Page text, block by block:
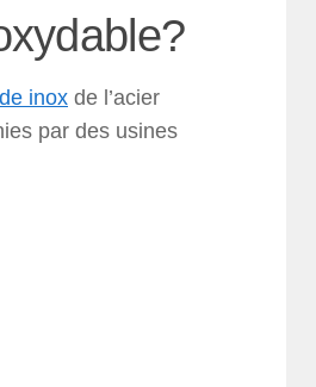
inox de l’acier
par des usines